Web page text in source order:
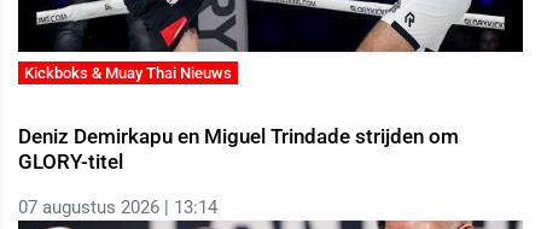
Kickboks & Muay Thai Nieuws
Deniz Demirkapu en Miguel Trindade strijden om
GLORY-titel
07 augustus 2026 | 13:14